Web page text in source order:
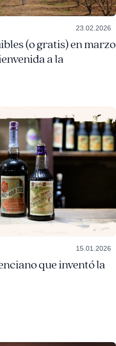
23.02.2026
(o gratis) en marzo
a la
15.01.2026
que inventó la